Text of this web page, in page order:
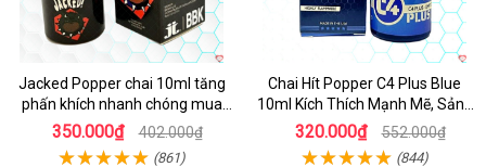
Jacked Popper chai 10ml tăng
phấn khích nhanh chóng mua
ngay
350.000₫ 402.000₫
(861)
Chai Hít Popper C4 Plus Blue
10ml Kích Thích Mạnh Mẽ, Sảng
Khoái
320.000₫ 552.000₫
(844)